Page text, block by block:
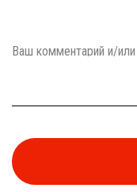
Ваш комментарий и/или